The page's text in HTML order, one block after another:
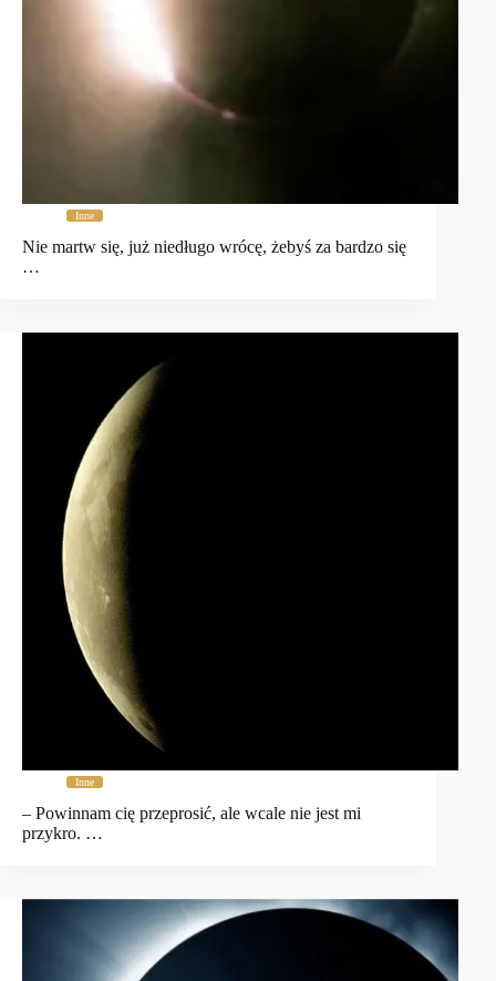
Inne
Nie martw się, już niedługo wrócę, żebyś za bardzo się
…
Inne
– Powinnam cię przeprosić, ale wcale nie jest mi
przykro. …